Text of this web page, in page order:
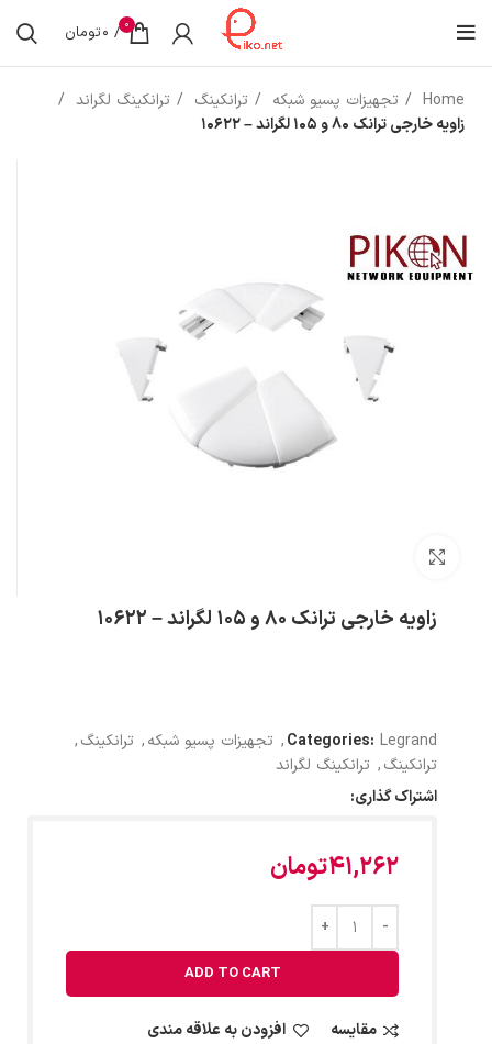
0
/
0تومان
Home تجهیزات پسیو شبکه ترانکینگ
ترانکینگ لگراند
زاویه خارجی ترانک ۸۰ و ۱۰۵ لگراند – ۱۰۶۲۲
زاویه خارجی ترانک ۸۰ و ۱۰۵ لگراند – ۱۰۶۲۲
Categories: Legrand
, تجهیزات پسیو شبکه, ترانکینگ,
ترانکینگ, ترانکینگ لگراند
اشتراک گذاری:
41,262تومان
ADD TO CART
مقایسه افزودن به علاقه مندی